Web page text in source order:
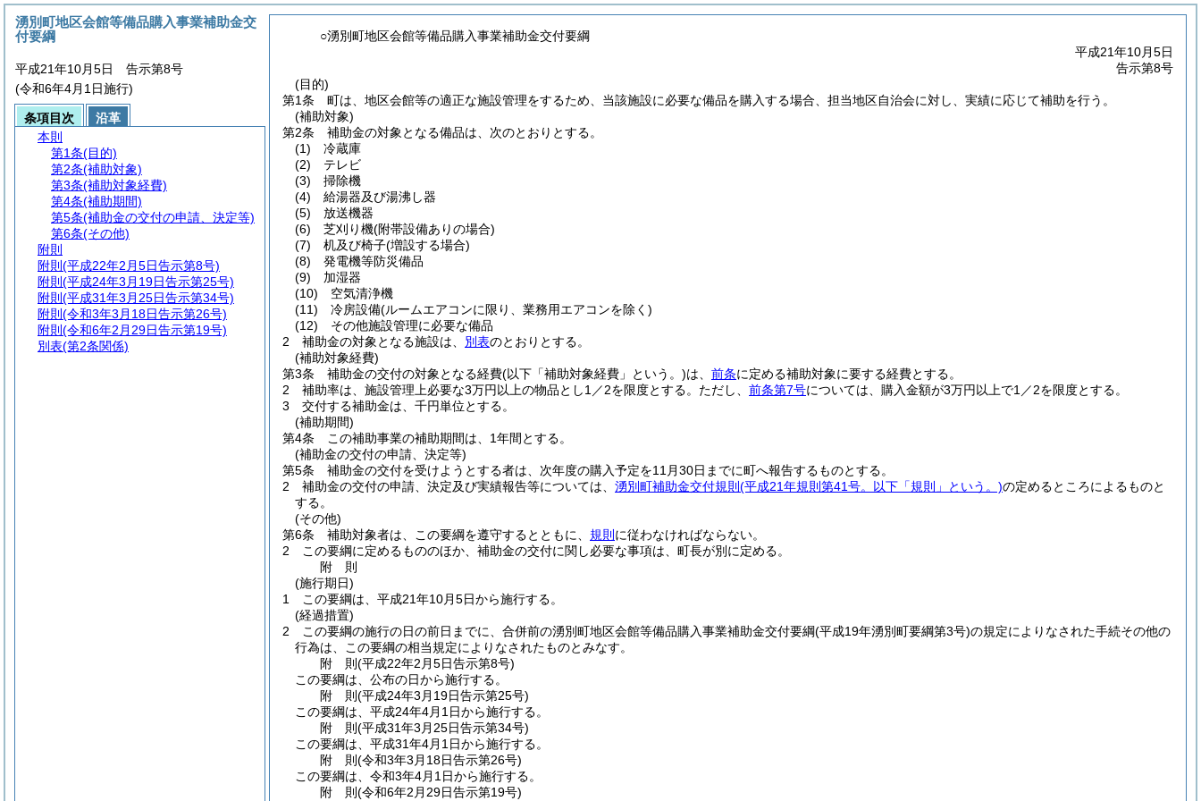
○湧別町地区会館等備品購入事業補助金交付要綱
平成21年10月5日
告示第8号
(目的)
第1条
町は、地区会館等の適正な施設管理をするため、当該施設に必要な備品を購入する場合、担当地区自治会に対し、実績に応じて補助を行う。
(補助対象)
第2条
補助金の対象となる備品は、次のとおりとする。
(1)
冷蔵庫
(2)
テレビ
(3)
掃除機
(4)
給湯器及び湯沸し器
(5)
放送機器
(6)
芝刈り機(附帯設備ありの場合)
(7)
机及び椅子(増設する場合)
(8)
発電機等防災備品
(9)
加湿器
(10)
空気清浄機
(11)
冷房設備(ルームエアコンに限り、業務用エアコンを除く)
(12)
その他施設管理に必要な備品
2
補助金の対象となる施設は、 別表のとおりとする。
(補助対象経費)
第3条
補助金の交付の対象となる経費(以下「補助対象経費」という。)は、 前条に定める補助対象に要する経費とする。
2
補助率は、施設管理上必要な3万円以上の物品とし1／2を限度とする。 ただし、 前条第7号については、購入金額が3万円以上で1／2を限度とする。
3
交付する補助金は、千円単位とする。
(補助期間)
第4条
この補助事業の補助期間は、1年間とする。
(補助金の交付の申請、決定等)
第5条
補助金の交付を受けようとする者は、次年度の購入予定を11月30日までに町へ報告するものとする。
2
補助金の交付の申請、決定及び実績報告等については、 湧別町補助金交付規則 (平成21年規則第41号。以下「規則」という。)の定めるところによるものと
する。
(その他)
第6条
補助対象者は、この要綱を遵守するとともに、 規則 に従わなければならない。
2
この要綱に定めるもののほか、補助金の交付に関し必要な事項は、町長が別に定める。
附 則
(施行期日)
1
この要綱は、平成21年10月5日から施行する。
(経過措置)
2
この要綱の施行の日の前日までに、合併前の湧別町地区会館等備品購入事業補助金交付要綱(平成19年湧別町要綱第3号)の規定によりなされた手続その他の
行為は、この要綱の相当規定によりなされたものとみなす。
附 則(平成22年2月5日告示第8号)
この要綱は、公布の日から施行する。
附 則(平成24年3月19日告示第25号)
この要綱は、平成24年4月1日から施行する。
附 則(平成31年3月25日告示第34号)
この要綱は、平成31年4月1日から施行する。
附 則(令和3年3月18日告示第26号)
この要綱は、令和3年4月1日から施行する。
附 則(令和6年2月29日告示第19号)
湧別町地区会館等備品購入事業補助金交
付要綱
平成21年10月5日 告示第8号
(令和6年4月1日施行)
条項目次
沿革
本則
第1条(目的)
第2条(補助対象)
第3条(補助対象経費)
第4条(補助期間)
第5条(補助金の交付の申請、決定等)
第6条(その他)
附則
附則 (平成22年2月5日告示第8号)
附則 (平成24年3月19日告示第25号)
附則 (平成31年3月25日告示第34号)
附則 (令和3年3月18日告示第26号)
附則 (令和6年2月29日告示第19号)
別表(第2条関係)